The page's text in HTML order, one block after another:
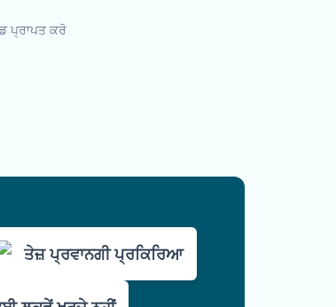
ਪ੍ਰਾਪਤ ਕਰੋ
ਤੇਜ਼ ਪ੍ਰਵਾਨਗੀ ਪ੍ਰਕਿਰਿਆ